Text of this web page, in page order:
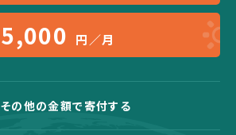
5,000 円／月
その他の金額で寄付する